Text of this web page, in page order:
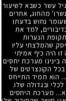
עשר כשבא לשיעור
מהחוג, אחרים
נחוש בדעתו
למד את
הנערות
שהמלצתי עליו
היה כיף אמיתי
בינינו מערכת יחסים
הקונצרטים של
הוא תמיד התייחס
ובגדולה שלו.
מערכת היחסים